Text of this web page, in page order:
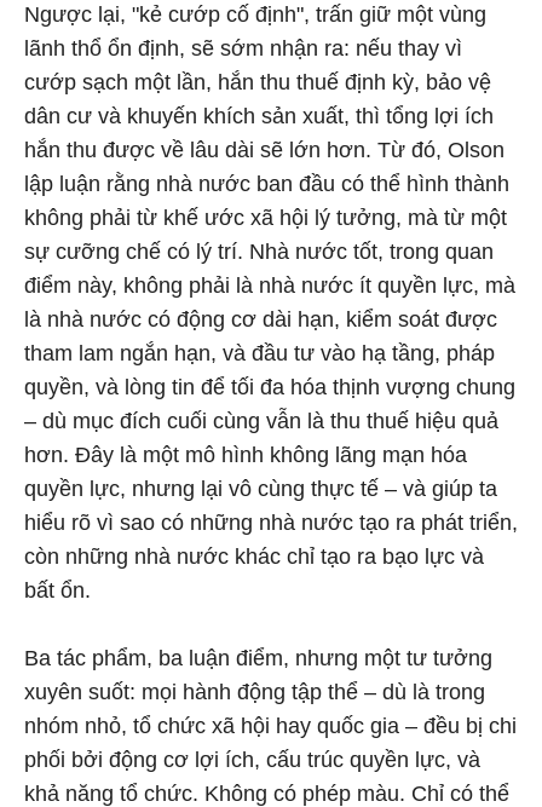
Ngược lại, "kẻ cướp cố định", trấn giữ một vùng
lãnh thổ ổn định, sẽ sớm nhận ra: nếu thay vì
cướp sạch một lần, hắn thu thuế định kỳ, bảo vệ
dân cư và khuyến khích sản xuất, thì tổng lợi ích
hắn thu được về lâu dài sẽ lớn hơn. Từ đó, Olson
lập luận rằng nhà nước ban đầu có thể hình thành
không phải từ khế ước xã hội lý tưởng, mà từ một
sự cưỡng chế có lý trí. Nhà nước tốt, trong quan
điểm này, không phải là nhà nước ít quyền lực, mà
là nhà nước có động cơ dài hạn, kiểm soát được
tham lam ngắn hạn, và đầu tư vào hạ tầng, pháp
quyền, và lòng tin để tối đa hóa thịnh vượng chung
– dù mục đích cuối cùng vẫn là thu thuế hiệu quả
hơn. Đây là một mô hình không lãng mạn hóa
quyền lực, nhưng lại vô cùng thực tế – và giúp ta
hiểu rõ vì sao có những nhà nước tạo ra phát triển,
còn những nhà nước khác chỉ tạo ra bạo lực và
bất ổn.
Ba tác phẩm, ba luận điểm, nhưng một tư tưởng
xuyên suốt: mọi hành động tập thể – dù là trong
nhóm nhỏ, tổ chức xã hội hay quốc gia – đều bị chi
phối bởi động cơ lợi ích, cấu trúc quyền lực, và
khả năng tổ chức. Không có phép màu. Chỉ có thể